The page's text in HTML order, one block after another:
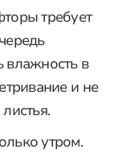
требует
влажность в
и не
утром.